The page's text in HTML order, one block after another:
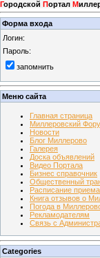
Городской Портал М
Форма входа
Логин:
Пароль:
запомнить
Меню сайта
Главная страница
Миллеровский
Новости
Блог Миллерово
Галерея
Доска объявлений
Видео Портала
Бизнес справочник
Общественный
Расписание
Книга отзывов о
Погода в
Рекламодателям
Связь с
Categories